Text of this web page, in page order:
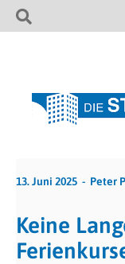
13. Juni 2025 Peter
Keine